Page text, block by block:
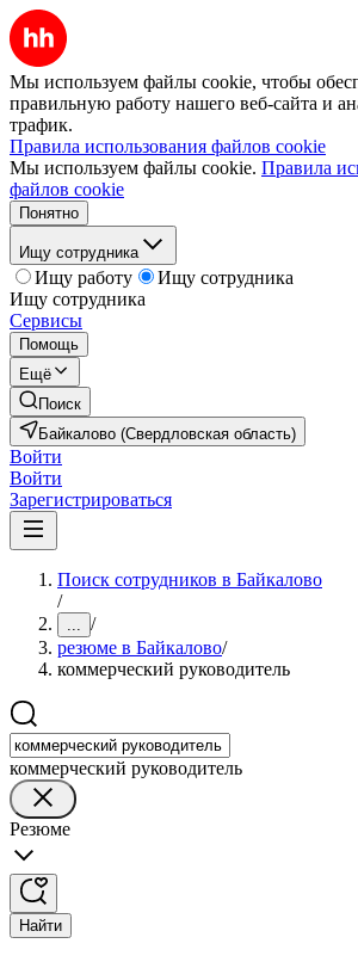
Мы используем файлы cookie, чтобы
правильную работу нашего веб-сайта и
трафик.
Правила использования файлов cookie
Мы используем файлы cookie. Правила
файлов cookie
Понятно
Ищу сотрудника
Ищу работу
Ищу сотрудника
Ищу сотрудника
Сервисы
Помощь
Ещё
Поиск
Байкалово (Свердловская область)
Войти
Войти
Зарегистрироваться
Поиск сотрудников в Байкалово
/
... /
резюме в Байкалово/
коммерческий руководитель
коммерческий руководитель
Резюме
Найти